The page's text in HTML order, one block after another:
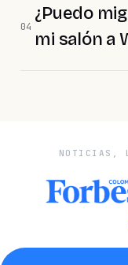
04
¿Puedo
mi salón a
NOTICIAS,